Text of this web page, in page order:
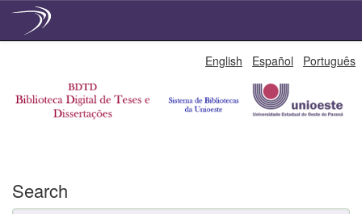
English Español Português
Search